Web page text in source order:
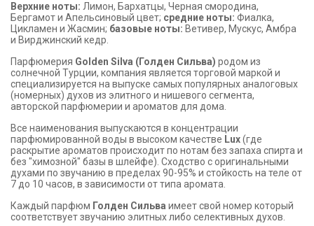
Верхние ноты: Лимон, Бархатцы, Черная смородина,
Бергамот и Апельсиновый цвет; средние ноты: Фиалка,
Цикламен и Жасмин; базовые ноты: Ветивер, Мускус, Амбра
и Вирджинский кедр.
Парфюмерия Golden Silva (Голден Сильва) родом из
солнечной Турции, компания является торговой маркой и
специализируется на выпуске самых популярных аналоговых
(номерных) духов из элитного и нишевого сегмента,
авторской парфюмерии и ароматов для дома.
Все наименования выпускаются в концентрации
парфюмированной воды в высоком качестве Lux(где
раскрытие ароматов происходит по нотам без запаха спирта и
без "химозной" базы в шлейфе). Сходство с оригинальными
духами по звучанию в пределах 90-95% и стойкость на теле от
7 до 10 часов, в зависимости от типа аромата.
Каждый парфюм Голден Сильва имеет свой номер который
соответствует звучанию элитных либо селективных духов.